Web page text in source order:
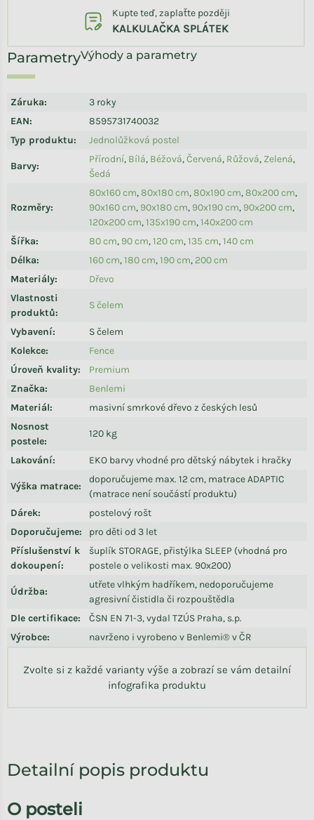
Výhody a parametry
Záruka:
3 roky
EAN:
8595731740032
Typ produktu: Jednolůžková postel
Barvy:
Přírodní, Bílá, Béžová,Červená, Růžová, Zelená,
Šedá
Rozměry:
80x160 cm,80x180 cm,80x190 cm,80x200 cm,
90x160 cm, 90x180 cm, 90x190 cm, 90x200 cm,
120x200 cm,135x190 cm,140x200 cm
Šířka: 80 cm, 90 cm,120 cm,135 cm,140 cm
Délka: 160 cm,180 cm,190 cm, 200 cm
Materiály:
Dřevo
Vlastnosti
produktů:
S čelem
Vybavení:
S čelem
Kolekce:
Fence
Úroveň kvality:
Premium
Značka:
Benlemi
Materiál:
masivní smrkové dřevo z českých lesů
Nosnost
postele:
120 kg
Lakování: EKO barvy vhodné pro dětský nábytek i hračky
Výška matrace:
doporučujeme max. 12 cm, matrace ADAPTIC
(matrace není součástí produktu)
Dárek:
postelový rošt
Doporučujeme:
pro děti od 3 let
Příslušenství k
dokoupení:
šuplík STORAGE, přistýlka SLEEP (vhodná pro
postele o velikosti max. 90x200)
Údržba:
utřete vlhkým hadříkem, nedoporučujeme
agresivní čistidla či rozpouštědla
Dle certifikace:
ČSN EN 71-3, vydal TZÚS Praha, s.p.
Výrobce: navrženo i vyrobeno v Benlemi® v ČR
Zvolte si z každé varianty výše a zobrazí se vám detailní
infografika produktu
Kupte teď, zaplaťte později
KALKULAČKA SPLÁTEK
Detailní popis produktu
O posteli